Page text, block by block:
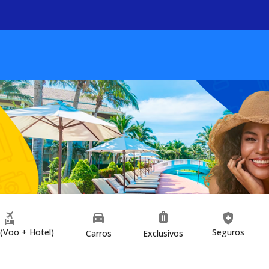
flights_and_hotels
+ Hotel)
directions_car
Carros
luggage
Exclusivos
health_and_safety
Seguros